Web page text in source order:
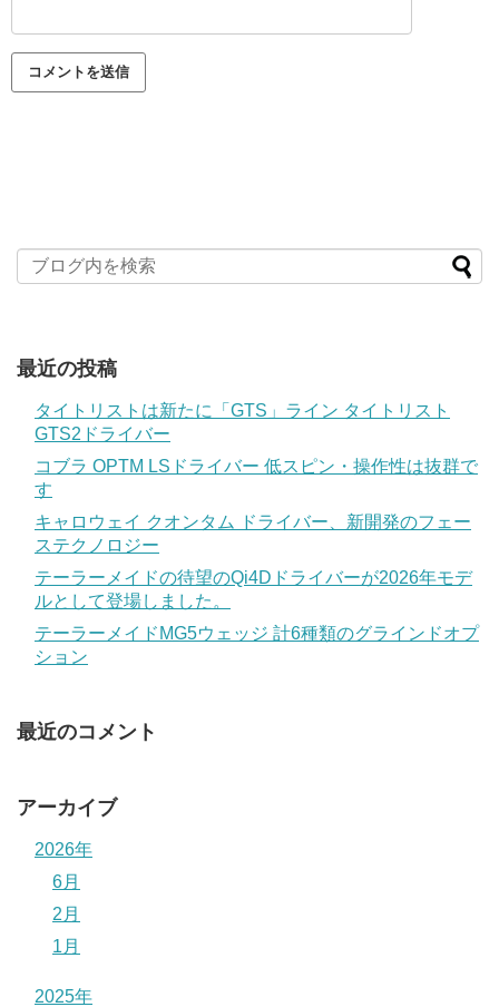
最近の投稿
タイトリストは新たに「GTS」ライン タイトリスト
GTS2ドライバー
コブラ OPTM LSドライバー 低スピン・操作性は抜群で
す
キャロウェイ クオンタム ドライバー、新開発のフェー
ステクノロジー
テーラーメイドの待望のQi4Dドライバーが2026年モデ
ルとして登場しました。
テーラーメイドMG5ウェッジ 計6種類のグラインドオプ
ション
最近のコメント
アーカイブ
2026年
6月
2月
1月
2025年